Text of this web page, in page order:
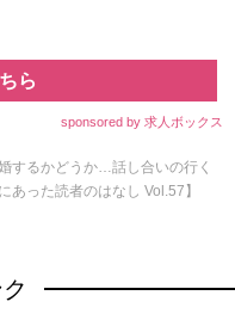
ら
sponsored by 求人ボックス
するかどうか…話し合いの行く
あった読者のはなし Vol.57】